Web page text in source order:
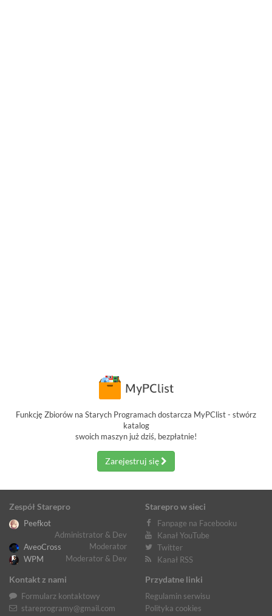
Funkcję Zbiorów na Starych Programach dostarcza MyPClist - stwórz
katalog
swoich maszyn już dziś, bezpłatnie!
Zarejestruj się
Zespół Starepro
Peefkot
Administrator & Dev
AveoCross
Moderator
WPM
Moderator & Dev
Starepro w sieci
Fanpage na Facebooku
Kanał YouTube
Twitter
Kanał RSS
Kontakt z nami
Formularz kontaktowy
stareprogramy@gmail.com
Przydatne linki
Regulamin serwisu
Polityka cookies